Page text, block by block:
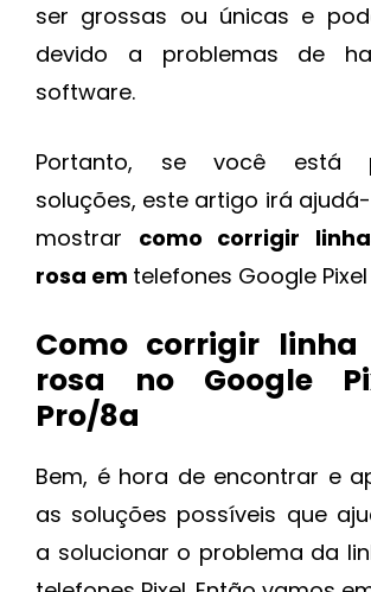
ser grossas ou únicas e
devido a problemas de
software.
Portanto, se você está
soluções, este artigo irá ajudá-
mostrar como corrigir
rosa em telefones Google
Como corrigir
rosa no Google
Pro/8a
Bem, é hora de encontrar e
as soluções possíveis que
a solucionar o problema da